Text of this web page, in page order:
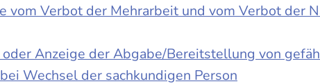
vom Verbot der Mehrarbeit und vom Verbot
Anzeige der Abgabe/Bereitstellung von
Wechsel der sachkundigen Person